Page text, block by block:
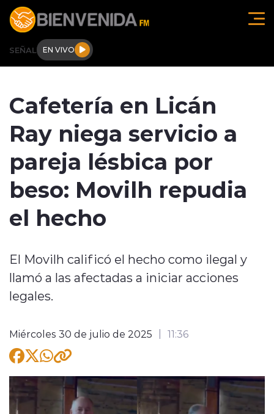
Click acá para ir directamente al contenido
SEÑAL EN VIVO
Regionales
Tendencias
Internacional
Entrevistas
Cafetería en Licán
Ray niega servicio a
pareja lésbica por
beso: Movilh repudia
el hecho
El Movilh calificó el hecho como ilegal y
llamó a las afectadas a iniciar acciones
legales.
Miércoles 30 de julio de 2025 11:36